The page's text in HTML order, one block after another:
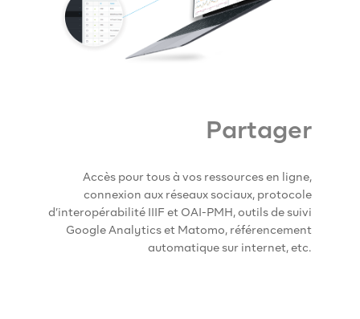
Partager
Accès pour tous à vos ressources en ligne,
connexion aux réseaux sociaux, protocole
d’interopérabilité IIIF et OAI-PMH, outils de suivi
Google Analytics et Matomo, référencement
automatique sur internet, etc.